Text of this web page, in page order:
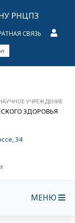
РНЦПЗ
СВЯЗЬ
УЧРЕЖДЕНИЕ
ЗДОРОВЬЯ
34
МЕНЮ